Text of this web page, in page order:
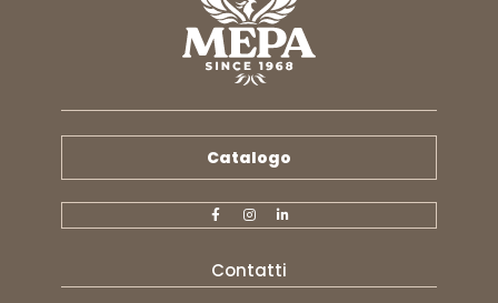
Catalogo
Contatti